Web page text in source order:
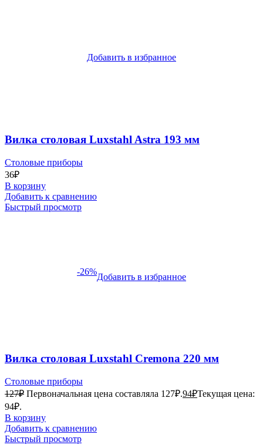
Добавить в избранное
Вилка столовая Luxstahl Astra 193 мм
Столовые приборы
36₽
В корзину
Добавить к сравнению
Быстрый просмотр
-26%
Добавить в избранное
Вилка столовая Luxstahl Cremona 220 мм
Столовые приборы
127₽ Первоначальная цена составляла 127₽.94₽Текущая цена:
94₽.
В корзину
Добавить к сравнению
Быстрый просмотр